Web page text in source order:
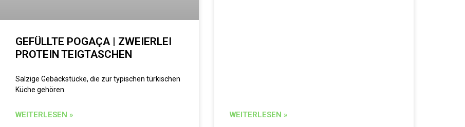
GEFÜLLTE POGAÇA | ZWEIERLEI
PROTEIN TEIGTASCHEN
Salzige Gebäckstücke, die zur typischen türkischen
Küche gehören.
WEITERLESEN » WEITERLESEN »